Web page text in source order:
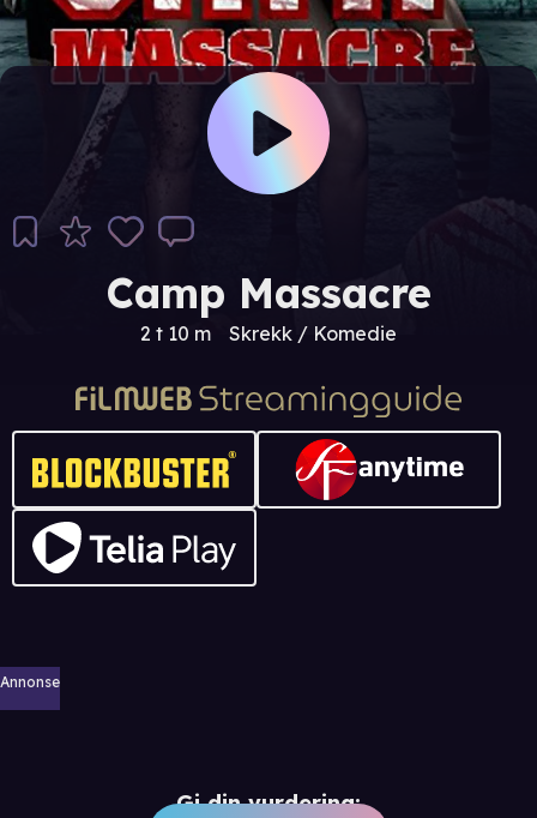
Camp Massacre
2 t 10 m Skrekk / Komedie
Annonse
Gi din vurdering: